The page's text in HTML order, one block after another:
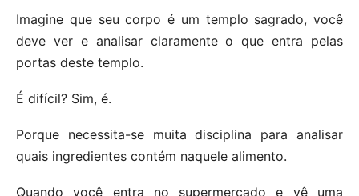
Imagine que seu corpo é um templo sagrado, você
deve ver e analisar claramente o que entra pelas
portas deste templo.
É difícil? Sim, é.
Porque necessita-se muita disciplina para analisar
quais ingredientes contém naquele alimento.
Quando você entra no supermercado e vê uma